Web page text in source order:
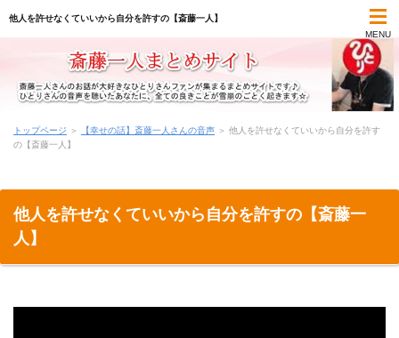
他人を許せなくていいから自分を許すの【斎藤一人】
MENU
一日一語の名言集
トップページ ＞ 【幸せの話】斎藤一人さんの音声 ＞ 他人を許せなくていいから自分を許す
の【斎藤一人】
他人を許せなくていいから自分を許すの【斎藤一
人】